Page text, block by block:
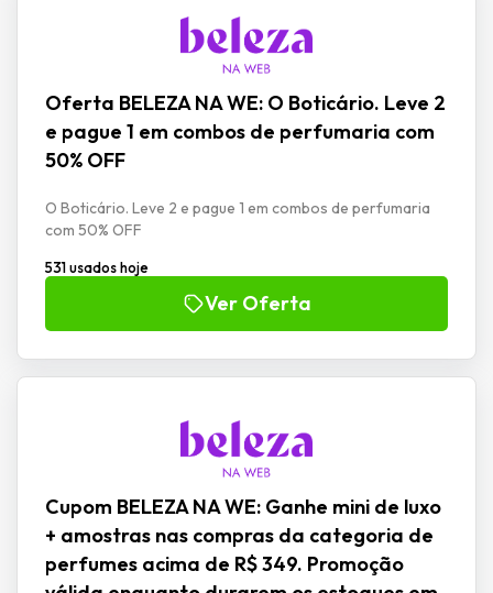
Oferta BELEZA NA WE: O Boticário. Leve 2
e pague 1 em combos de perfumaria com
50% OFF
O Boticário. Leve 2 e pague 1 em combos de perfumaria
com 50% OFF
531 usados hoje
Ver Oferta
Cupom BELEZA NA WE: Ganhe mini de luxo
+ amostras nas compras da categoria de
perfumes acima de R$ 349. Promoção